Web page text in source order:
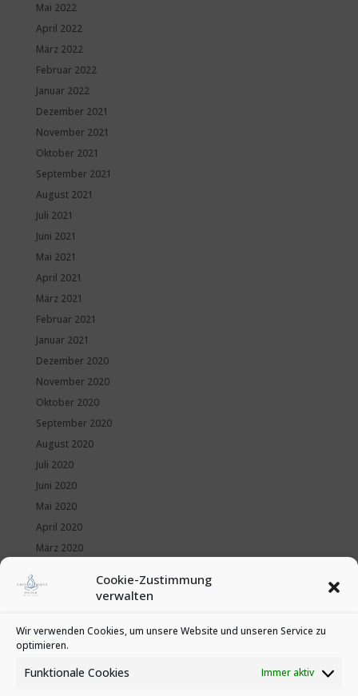
Cookie-Zustimmung
verwalten
Wir verwenden Cookies, um unsere Website und unseren Service zu
optimieren.
Funktionale Cookies Immer aktiv
Mai 2022
April 2022
März 2022
Februar 2022
Januar 2022
Dezember 2021
November 2021
Oktober 2021
September 2021
August 2021
Juli 2021
Juni 2021
Mai 2021
April 2021
März 2021
Februar 2021
Januar 2021
Dezember 2020
November 2020
Oktober 2020
September 2020
August 2020
Juli 2020
Juni 2020
Mai 2020
April 2020
März 2020
Januar 2020
Kategorien
News
Veranstaltungen